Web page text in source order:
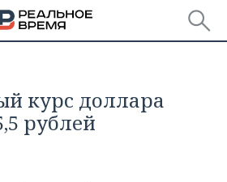
курс доллара
рублей